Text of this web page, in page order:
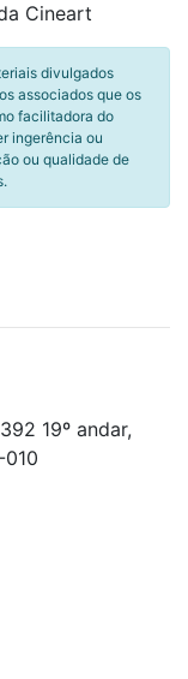
Cineart
divulgados
associados que os
facilitadora do
ingerência ou
ou qualidade de
19º andar,